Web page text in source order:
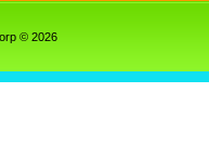
© 2026